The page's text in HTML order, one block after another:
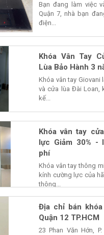
Bạn đang làm việc
Quận 7, nhà bạn
điện...
Khóa Vân Tay
Lùa Bảo Hành 3
Khóa vân tay Giovani
và cửa lùa Đài Loan,
kế...
Khóa vân tay
lực Giảm 30% -
phí
Khóa vân tay thông
kính cường lực của
thông...
Địa chỉ bán
Quận 12 TP.HCM
23 Phan Văn Hớn,